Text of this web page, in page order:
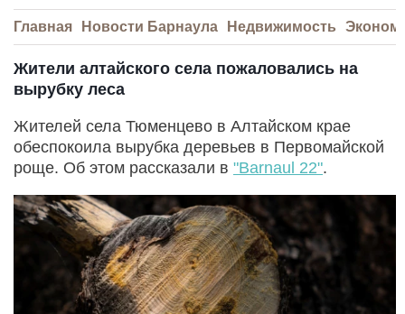
Главная Новости Барнаула Недвижимость
Жители алтайского села пожаловались на
вырубку леса
Жителей села Тюменцево в Алтайском крае
обеспокоила вырубка деревьев в Первомайской
роще. Об этом рассказали в "Barnaul 22".